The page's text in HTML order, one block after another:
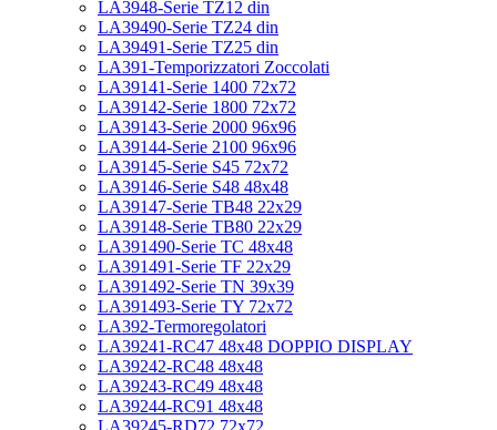
LA3948-Serie TZ12 din
LA39490-Serie TZ24 din
LA39491-Serie TZ25 din
LA391-Temporizzatori Zoccolati
LA39141-Serie 1400 72x72
LA39142-Serie 1800 72x72
LA39143-Serie 2000 96x96
LA39144-Serie 2100 96x96
LA39145-Serie S45 72x72
LA39146-Serie S48 48x48
LA39147-Serie TB48 22x29
LA39148-Serie TB80 22x29
LA391490-Serie TC 48x48
LA391491-Serie TF 22x29
LA391492-Serie TN 39x39
LA391493-Serie TY 72x72
LA392-Termoregolatori
LA39241-RC47 48x48 DOPPIO DISPLAY
LA39242-RC48 48x48
LA39243-RC49 48x48
LA39244-RC91 48x48
LA39245-RD72 72x72